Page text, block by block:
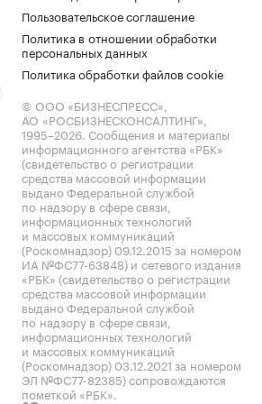
Пользовательское соглашение
Политика в отношении обработки
персональных данных
Политика обработки файлов cookie
© ООО «БИЗНЕСПРЕСС»,
АО «РОСБИЗНЕСКОНСАЛТИНГ»,
1995–2026. Сообщения и материалы
информационного агентства «РБК»
(свидетельство о регистрации
средства массовой информации
выдано Федеральной службой
по надзору в сфере связи,
информационных технологий
и массовых коммуникаций
(Роскомнадзор) 09.12.2015 за номером
ИА №ФС77-63848) и сетевого издания
«РБК» (свидетельство о регистрации
средства массовой информации
выдано Федеральной службой
по надзору в сфере связи,
информационных технологий
и массовых коммуникаций
(Роскомнадзор) 03.12.2021 за номером
ЭЛ №ФС77-82385) сопровождаются
пометкой «РБК».